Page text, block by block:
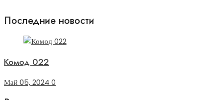
Последние новости
Комод 022
Май 05, 2024 0